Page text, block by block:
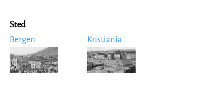
Sted
Bergen
Image
Kristiania
Image